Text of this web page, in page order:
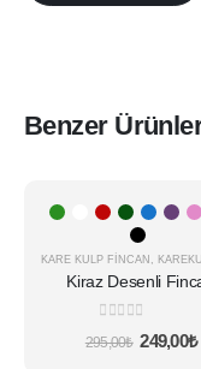
Benzer
-16%
Bu
ürünün
fazla
Seçenekler
KARE KULP FINCAN , KAREKULP
Kiraz Desenli
5 üzerinden
295,00₺ Orijinal
249,00₺